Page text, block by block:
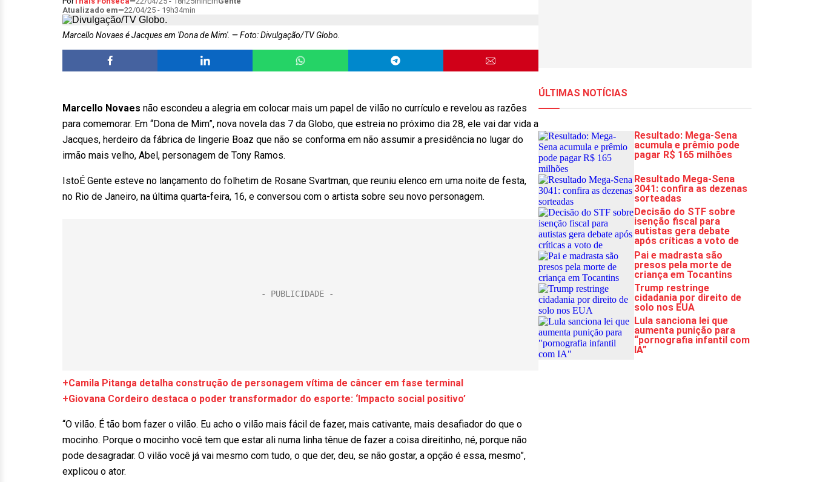
Atualizado em
22/04/25 - 19h34min
Marcello Novaes é Jacques em 'Dona de Mim'. Foto: Divulgação/TV Globo.
Marcello Novaes não escondeu a alegria em colocar mais um papel de vilão no currículo e revelou as razões
para comemorar. Em “Dona de Mim”, nova novela das 7 da Globo, que estreia no próximo dia 28, ele vai dar vida a
Jacques, herdeiro da fábrica de lingerie Boaz que não se conforma em não assumir a presidência no lugar do
irmão mais velho, Abel, personagem de Tony Ramos.
IstoÉ Gente esteve no lançamento do folhetim de Rosane Svartman, que reuniu elenco em uma noite de festa,
no Rio de Janeiro, na última quarta-feira, 16, e conversou com o artista sobre seu novo personagem.
+Camila Pitanga detalha construção de personagem vítima de câncer em fase terminal
+Giovana Cordeiro destaca o poder transformador do esporte: ‘Impacto social positivo’
“O vilão. É tão bom fazer o vilão. Eu acho o vilão mais fácil de fazer, mais cativante, mais desafiador do que o
mocinho. Porque o mocinho você tem que estar ali numa linha tênue de fazer a coisa direitinho, né, porque não
pode desagradar. O vilão você já vai mesmo com tudo, o que der, deu, se não gostar, a opção é essa, mesmo”,
explicou o ator.